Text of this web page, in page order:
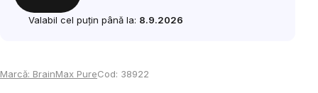
Valabil cel puțin până la: 8.9.2026
Marcă: BrainMax PureCod: 38922